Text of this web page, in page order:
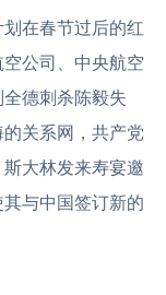
在春节过后的红
公司、中央航空
德刺杀陈毅失
关系网，共产党
大林发来寿宴邀
与中国签订新的